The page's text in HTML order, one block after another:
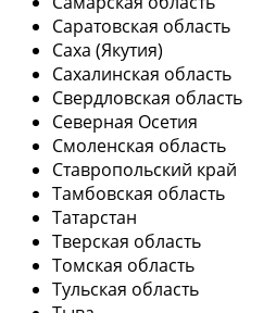
Саратовская область
Саха (Якутия)
Сахалинская область
Свердловская область
Северная Осетия
Смоленская область
Ставропольский край
Тамбовская область
Татарстан
Тверская область
Томская область
Тульская область